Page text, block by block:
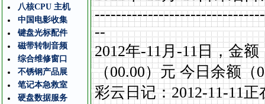
八核CPU 主机
中国电影收集
键盘光标配件
磁带转制音频
综合维修窗口
不锈钢产品展
笔记本急救室
硬盘数据服务
--
2012年-11月-11日，金额
（00.00）元 今日余额（
彩云日记：2012-11-11正